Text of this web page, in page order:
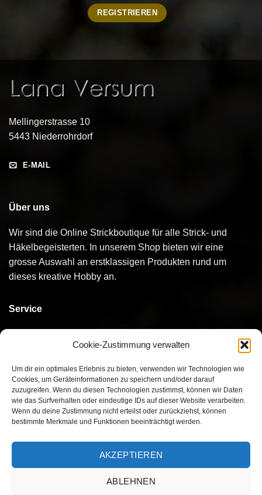
Cookie-Zustimmung verwalten
Um dir ein optimales Erlebnis zu bieten, verwenden wir Technologien wie
Cookies, um Geräteinformationen zu speichern und/oder darauf
zuzugreifen. Wenn du diesen Technologien zustimmst, können wir Daten
wie das Surfverhalten oder eindeutige IDs auf dieser Website verarbeiten.
Wenn du deine Zustimmung nicht erteilst oder zurückziehst, können
bestimmte Merkmale und Funktionen beeinträchtigt werden.
AKZEPTIEREN
ABLEHNEN
Mellingerstrasse 10
5443 Niederrohrdorf
E-MAIL
Über uns
Wir sind die Online Strickboutique für alle Strick- und
Häkelbegeisterten. In unserem Shop bieten wir eine
grosse Auswahl an erstklassigen Produkten rund um
dieses kreative Hobby an.
Service
Bezahlen
Versand